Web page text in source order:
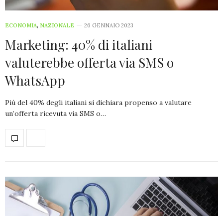
ECONOMIA, NAZIONALE 26 GENNAIO 2023
Marketing: 40% di italiani
valuterebbe offerta via SMS o
WhatsApp
Più del 40% degli italiani si dichiara propenso a valutare
un’offerta ricevuta via SMS o…